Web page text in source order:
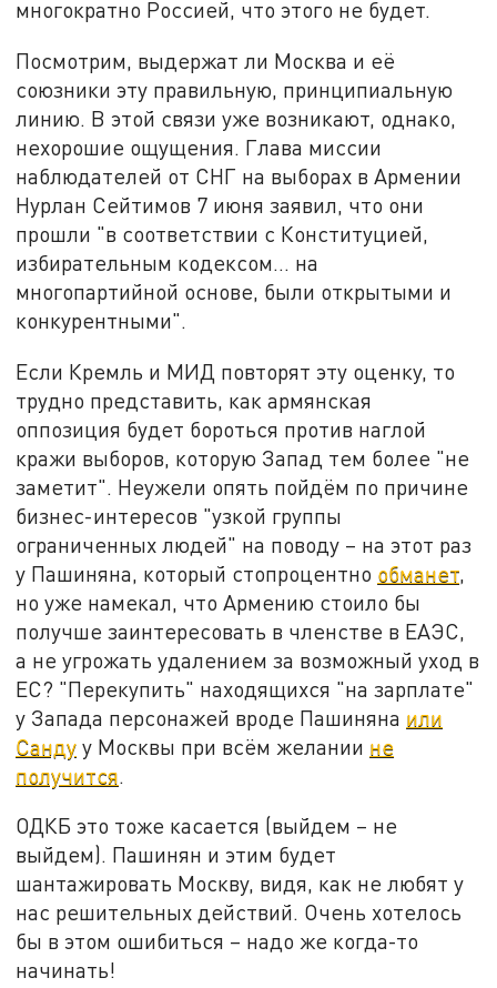
многократно Россией, что этого не будет.
Посмотрим, выдержат ли Москва и её
союзники эту правильную, принципиальную
линию. В этой связи уже возникают, однако,
нехорошие ощущения. Глава миссии
наблюдателей от СНГ на выборах в Армении
Нурлан Сейтимов 7 июня заявил, что они
прошли "в соответствии с Конституцией,
избирательным кодексом… на
многопартийной основе, были открытыми и
конкурентными".
Если Кремль и МИД повторят эту оценку, то
трудно представить, как армянская
оппозиция будет бороться против наглой
кражи выборов, которую Запад тем более "не
заметит". Неужели опять пойдём по причине
бизнес-интересов "узкой группы
ограниченных людей" на поводу – на этот раз
у Пашиняна, который стопроцентно обманет,
но уже намекал, что Армению стоило бы
получше заинтересовать в членстве в ЕАЭС,
а не угрожать удалением за возможный уход в
ЕС? "Перекупить" находящихся "на зарплате"
у Запада персонажей вроде Пашиняна или
Санду у Москвы при всём желании не
получится.
ОДКБ это тоже касается (выйдем – не
выйдем). Пашинян и этим будет
шантажировать Москву, видя, как не любят у
нас решительных действий. Очень хотелось
бы в этом ошибиться – надо же когда-то
начинать!